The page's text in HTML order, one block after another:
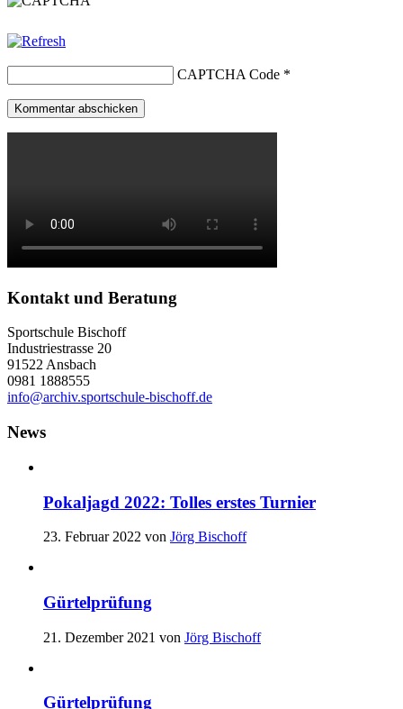
CAPTCHA Code *
Kontakt und Beratung
Sportschule Bischoff
Industriestrasse 20
91522 Ansbach
0981 1888555
info@archiv.sportschule-bischoff.de
News
Pokaljagd 2022: Tolles erstes Turnier
23. Februar 2022 von Jörg Bischoff
Gürtelprüfung
21. Dezember 2021 von Jörg Bischoff
Gürtelprüfung